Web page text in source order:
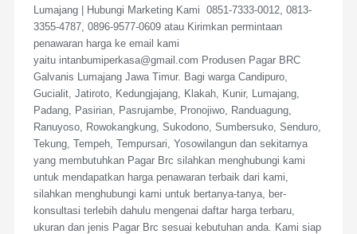
Lumajang | Hubungi Marketing Kami 0851-7333-0012, 0813-
3355-4787, 0896-9577-0609 atau Kirimkan permintaan
penawaran harga ke email kami
yaitu intanbumiperkasa@gmail.com Produsen Pagar BRC
Galvanis Lumajang Jawa Timur. Bagi warga Candipuro,
Gucialit, Jatiroto, Kedungjajang, Klakah, Kunir, Lumajang,
Padang, Pasirian, Pasrujambe, Pronojiwo, Randuagung,
Ranuyoso, Rowokangkung, Sukodono, Sumbersuko, Senduro,
Tekung, Tempeh, Tempursari, Yosowilangun dan sekitarnya
yang membutuhkan Pagar Brc silahkan menghubungi kami
untuk mendapatkan harga penawaran terbaik dari kami,
silahkan menghubungi kami untuk bertanya-tanya, ber-
konsultasi terlebih dahulu mengenai daftar harga terbaru,
ukuran dan jenis Pagar Brc sesuai kebutuhan anda. Kami siap